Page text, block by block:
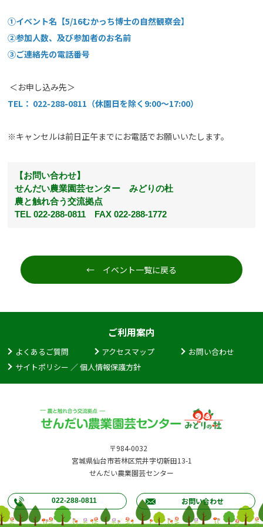
①イベント名【5/16むかっち博士の自然観察会】
②参加人数、及び参加者のお名前
③ご連絡先の電話番号
＜お申し込み先＞
TEL： 022-288-0811（休園日を除く9:00～17:00）
※キャンセルは前日正午までにお電話でお願いいたします。
【お問い合わせ】
せんだい農業園芸センター みどりの杜
農と触れ合う交流拠点
TEL 022-288-0811 FAX 022-288-1772
← イベント一覧に戻る
ご利用案内
よくあるご質問 アクセスマップ
お問い合わせ
サイトポリシー ／ 個人情報保護方針
〒984-0032
宮城県仙台市若林区荒井字切新田13-1
せんだい農業園芸センター
022-288-0811 お問い合わせ